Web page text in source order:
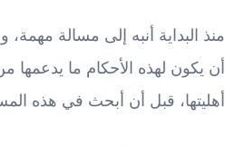
منذ البداية أنبه إلى مسالة
أن يكون لهذه الأحكام ما يدعمها
أهليتها، قبل أن أبحث في هذه